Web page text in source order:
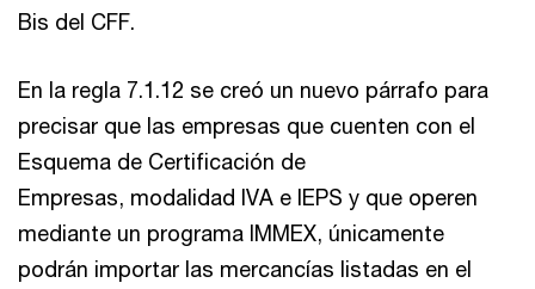
Bis del CFF.
En la regla 7.1.12 se creó un nuevo párrafo para
precisar que las empresas que cuenten con el
Esquema de Certificación de
Empresas, modalidad IVA e IEPS y que operen
mediante un programa IMMEX, únicamente
podrán importar las mercancías listadas en el